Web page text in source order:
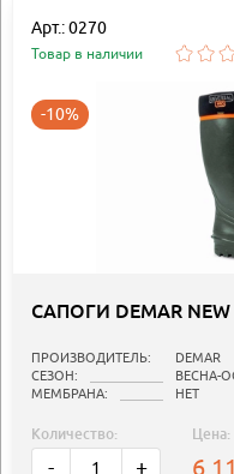
Арт.: 0270
Товар в наличии
-10%
САПОГИ DEMAR
ПРОИЗВОДИТЕЛЬ:
DEMAR
СЕЗОН:
ВЕСНА-
МЕМБРАНА:
НЕТ
Количество:
- +
Цена:
6